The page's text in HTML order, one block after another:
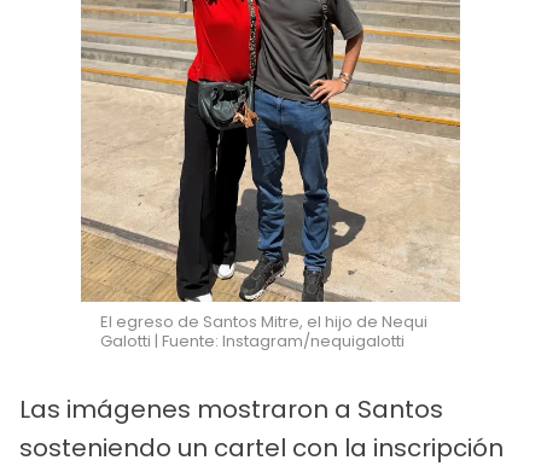
El egreso de Santos Mitre, el hijo de Nequi
Galotti | Fuente: Instagram/nequigalotti
Las imágenes mostraron a Santos
sosteniendo un cartel con la inscripción